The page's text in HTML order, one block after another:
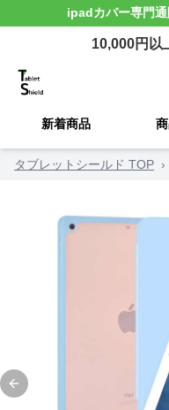
ipadカバー専門通
10,000円以
新着商品
タブレットシールド TOP ›
Previous slide